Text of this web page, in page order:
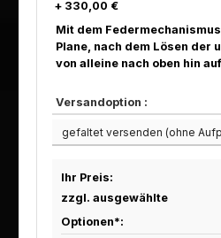
+ 330,00 €
Mit dem
Plane, nach dem Lösen der
von alleine nach oben hin
Versandoption :
Ihr Preis:
zzgl. ausgewählte
Optionen*: